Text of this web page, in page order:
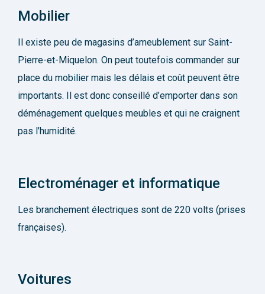
Mobilier
Il existe peu de magasins d’ameublement sur Saint-
Pierre-et-Miquelon. On peut toutefois commander sur
place du mobilier mais les délais et coût peuvent être
importants. Il est donc conseillé d’emporter dans son
déménagement quelques meubles et qui ne craignent
pas l’humidité.
Electroménager et informatique
Les branchement électriques sont de 220 volts (prises
françaises).
Voitures